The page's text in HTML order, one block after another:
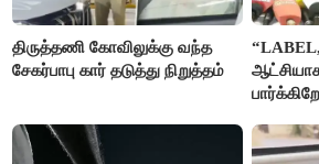
திருத்தணி கோவிலுக்கு வந்த
சேகர்பாபு கார் தடுத்து நிறுத்தம்